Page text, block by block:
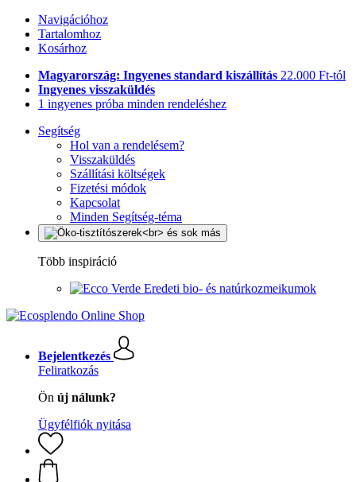
Navigációhoz
Tartalomhoz
Kosárhoz
Magyarország: Ingyenes standard kiszállítás 22.000 Ft-tól
Ingyenes visszaküldés
1 ingyenes próba minden rendeléshez
Segítség
Hol van a rendelésem?
Visszaküldés
Szállítási költségek
Fizetési módok
Kapcsolat
Minden Segítség-téma
Több inspiráció
Eredeti bio- és natúrkozmeikumok
Bejelentkezés
Feliratkozás
Ön új nálunk?
Ügyfélfiók nyitása